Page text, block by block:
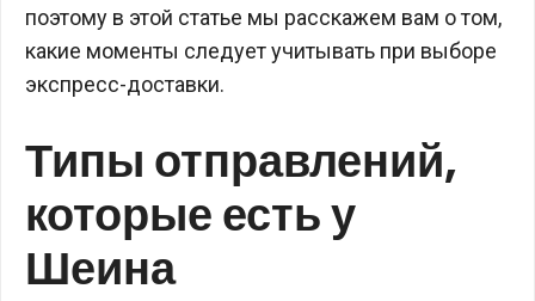
поэтому в этой статье мы расскажем вам о том,
какие моменты следует учитывать при выборе
экспресс-доставки.
Типы отправлений,
которые есть у
Шеина